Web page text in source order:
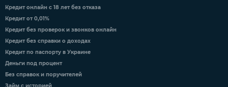
Кредит онлайн с 18 лет без отказа
Кредит от 0,01%
Кредит без проверок и звонков онлайн
Кредит без справки о доходах
Кредит по паспорту в Украине
Деньги под процент
Без справок и поручителей